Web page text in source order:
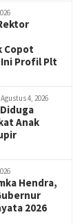
Copot
Profil Plt
Agustus 4, 2026
Anak
Hendra,
2026